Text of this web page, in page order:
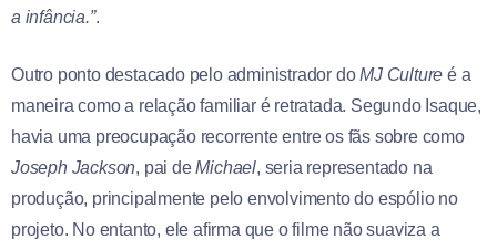
a infância.”.
Outro ponto destacado pelo administrador doMJ Culture é a
maneira como a relação familiar é retratada. Segundo Isaque,
havia uma preocupação recorrente entre os fãs sobre como
Joseph Jackson, pai deMichael, seria representado na
produção, principalmente pelo envolvimento do espólio no
projeto. No entanto, ele afirma que o filme não suaviza a